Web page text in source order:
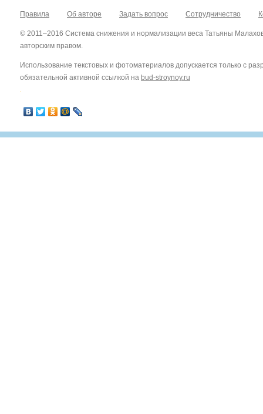
Правила Об авторе Задать вопрос Сотрудничество
© 2011–2016 Система снижения и нормализации веса Татьяны
авторским правом.
Использование текстовых и фотоматериалов допускается только с
обязательной активной ссылкой на bud-stroynoy.ru